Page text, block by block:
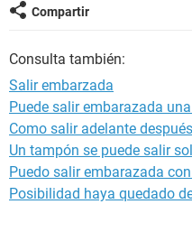
GLOSARIO
Compartir
Consulta también:
Salir embarzada
Puede salir embarazada
Como salir adelante
Un tampón se puede salir
Puedo salir embarazada
Posibilidad haya quedado